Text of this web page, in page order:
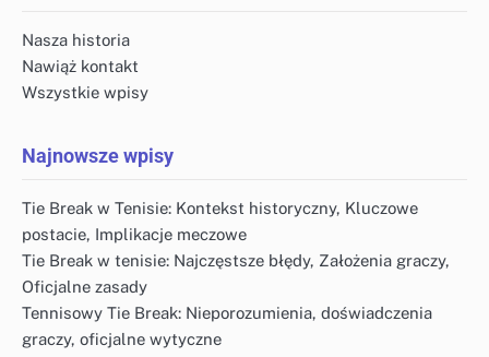
Nasza historia
Nawiąż kontakt
Wszystkie wpisy
Najnowsze wpisy
Tie Break w Tenisie: Kontekst historyczny, Kluczowe
postacie, Implikacje meczowe
Tie Break w tenisie: Najczęstsze błędy, Założenia graczy,
Oficjalne zasady
Tennisowy Tie Break: Nieporozumienia, doświadczenia
graczy, oficjalne wytyczne